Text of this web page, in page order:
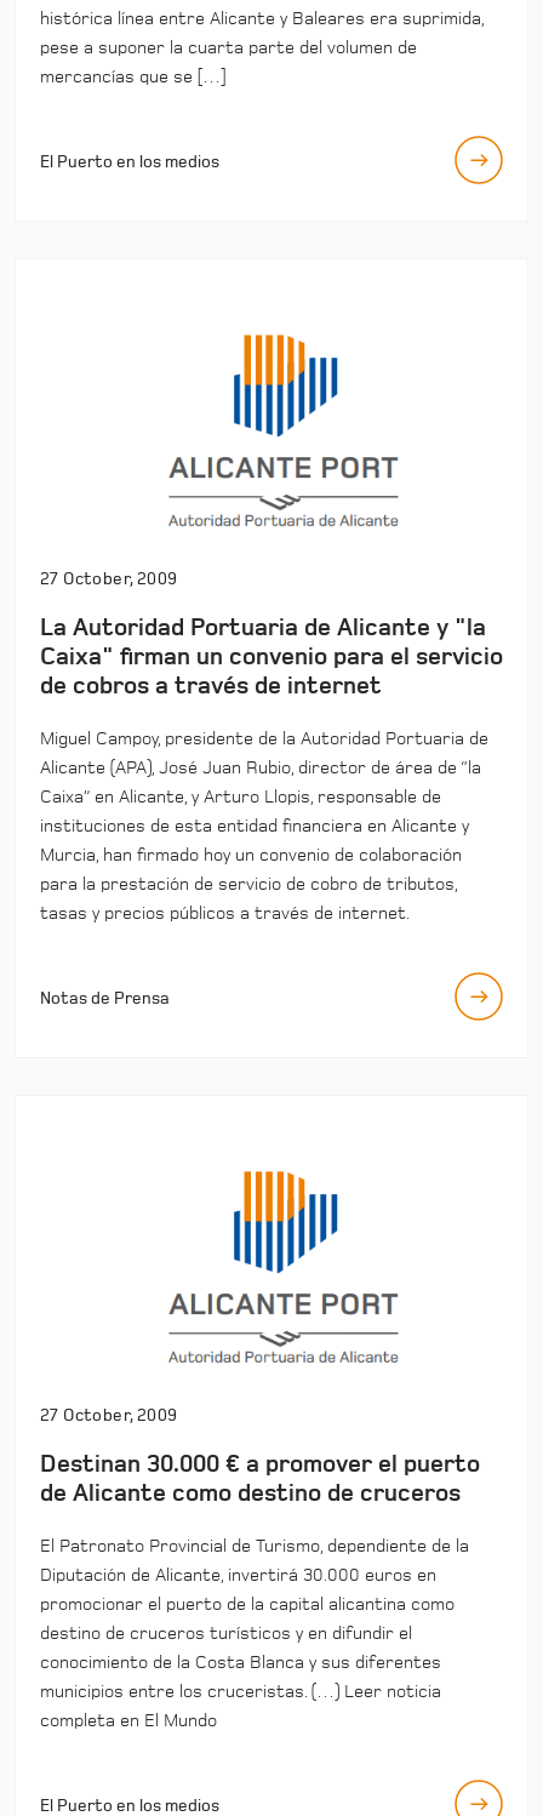
histórica línea entre Alicante y Baleares era suprimida,
pese a suponer la cuarta parte del volumen de
mercancías que se […]
El Puerto en los medios
27 October, 2009
La Autoridad Portuaria de Alicante y "la
Caixa" firman un convenio para el servicio
de cobros a través de internet
Miguel Campoy, presidente de la Autoridad Portuaria de
Alicante (APA), José Juan Rubio, director de área de “la
Caixa” en Alicante, y Arturo Llopis, responsable de
instituciones de esta entidad financiera en Alicante y
Murcia, han firmado hoy un convenio de colaboración
para la prestación de servicio de cobro de tributos,
tasas y precios públicos a través de internet.
Notas de Prensa
27 October, 2009
Destinan 30.000 € a promover el puerto
de Alicante como destino de cruceros
El Patronato Provincial de Turismo, dependiente de la
Diputación de Alicante, invertirá 30.000 euros en
promocionar el puerto de la capital alicantina como
destino de cruceros turísticos y en difundir el
conocimiento de la Costa Blanca y sus diferentes
municipios entre los cruceristas. (…) Leer noticia
completa en El Mundo
El Puerto en los medios